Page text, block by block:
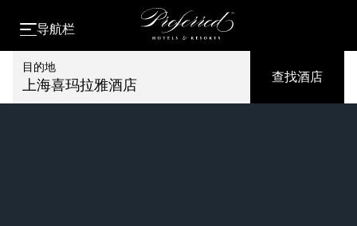
导航栏
目的地
上海喜玛拉雅酒店
查找酒店